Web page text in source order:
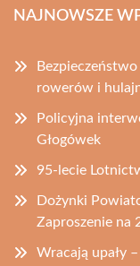
NAJNOWSZE
rowerów i
Policyjna
Głogówek
95-lecie
Dożynki
Zaproszenie na
Wracają upały